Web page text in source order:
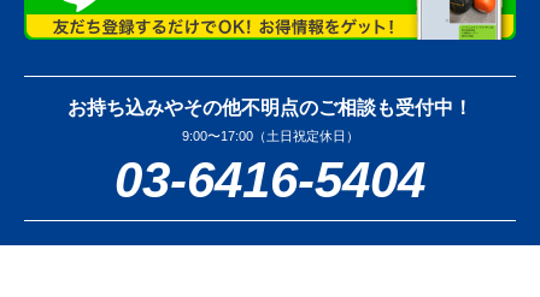
お持ち込みやその他不明点のご相談も受付中！
9:00〜17:00（土日祝定休日）
03-6416-5404